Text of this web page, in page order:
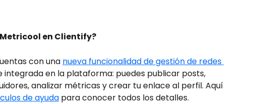
en Clientify?
con una nueva funcionalidad de gestión de redes
en la plataforma: puedes publicar posts,
analizar métricas y crear tu enlace al perfil. Aquí
de ayuda para conocer todos los detalles.